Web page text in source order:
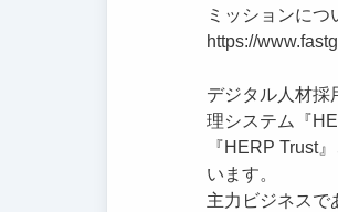
ミッションにつ
https://
デジタル人材採
理システム『
『HERP Trust
います。
主力ビジネスで